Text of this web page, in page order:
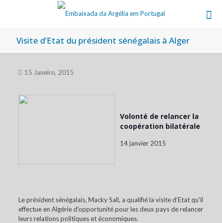
Visite d’Etat du président sénégalais à Alger
15 Janeiro, 2015
Volonté de relancer la
coopération bilatérale
14 janvier 2015
Le président sénégalais, Macky Sall, a qualifié la visite d'Etat qu'il
effectue en Algérie d'opportunité pour les deux pays de relancer
leurs relations politiques et économiques.